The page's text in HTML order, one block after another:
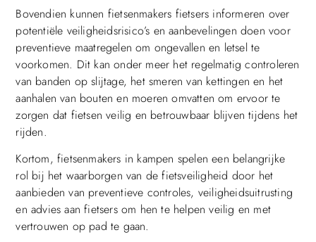
Bovendien kunnen fietsenmakers fietsers informeren over
potentiële veiligheidsrisico’s en aanbevelingen doen voor
preventieve maatregelen om ongevallen en letsel te
voorkomen. Dit kan onder meer het regelmatig controleren
van banden op slijtage, het smeren van kettingen en het
aanhalen van bouten en moeren omvatten om ervoor te
zorgen dat fietsen veilig en betrouwbaar blijven tijdens het
rijden.
Kortom, fietsenmakers in kampen spelen een belangrijke
rol bij het waarborgen van de fietsveiligheid door het
aanbieden van preventieve controles, veiligheidsuitrusting
en advies aan fietsers om hen te helpen veilig en met
vertrouwen op pad te gaan.